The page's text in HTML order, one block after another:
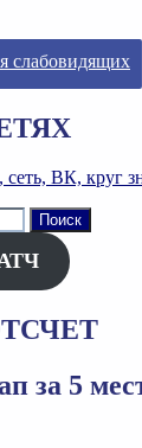
слабовидящих
за 5